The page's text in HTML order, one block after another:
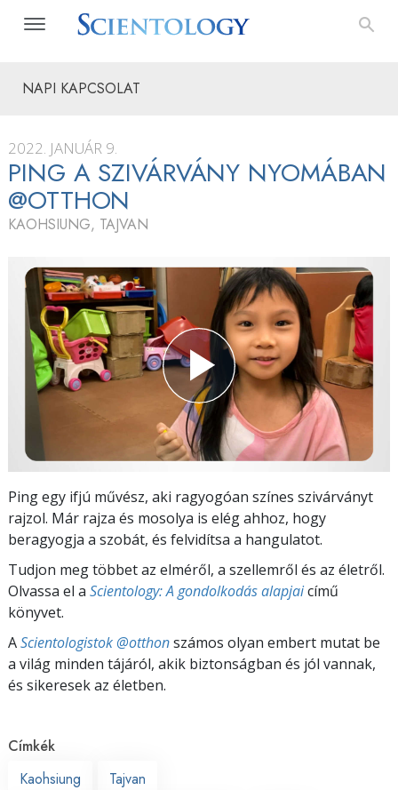
NAPI KAPCSOLAT
2022. JANUÁR 9.
PING A SZIVÁRVÁNY NYOMÁBAN
@OTTHON
KAOHSIUNG, TAJVAN
Ping egy ifjú művész, aki ragyogóan színes szivárványt
rajzol. Már rajza és mosolya is elég ahhoz, hogy
beragyogja a szobát, és felvidítsa a hangulatot.
Tudjon meg többet az elméről, a szellemről és az életről.
Olvassa el a Scientology: A gondolkodás alapjaicímű
könyvet.
AScientologistok @otthonszámos olyan embert mutat be
a világ minden tájáról, akik biztonságban és jól vannak,
és sikeresek az életben.
Címkék
Kaohsiung
Tajvan